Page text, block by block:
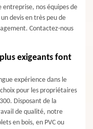
nos équipes de
devis en très peu de
Contactez-nous
exigeants font
expérience dans le
pour les propriétaires
Disposant de la
de qualité, notre
en bois, en PVC ou